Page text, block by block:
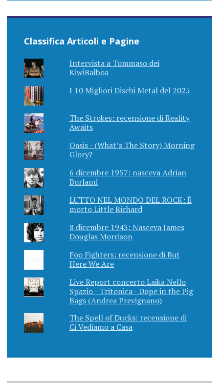
Classifica Articoli e Pagine
Intervista a Tommaso dei
KiwiBalboa
I 10 Migliori Dischi Metal del 2025
The Strokes: recensione di Reality
Awaits
Oasis - (What’s The Story) Morning
Glory?
6 dicembre 1957: nasceva Adrian
Borland
LUTTO NEL MONDO DEL ROCK: È
morto Little Richard
8 dicembre 1943: Nasceva James
Douglas Morrison
Foo Fighters: recensione di But
Here We Are
Live Report concerto Laika Nello
Spazio - Tritonica - Dope in the Pig
Bags (Andrea Prevignano)
The Spell of Ducks: recensione di
Ci Vediamo a Casa